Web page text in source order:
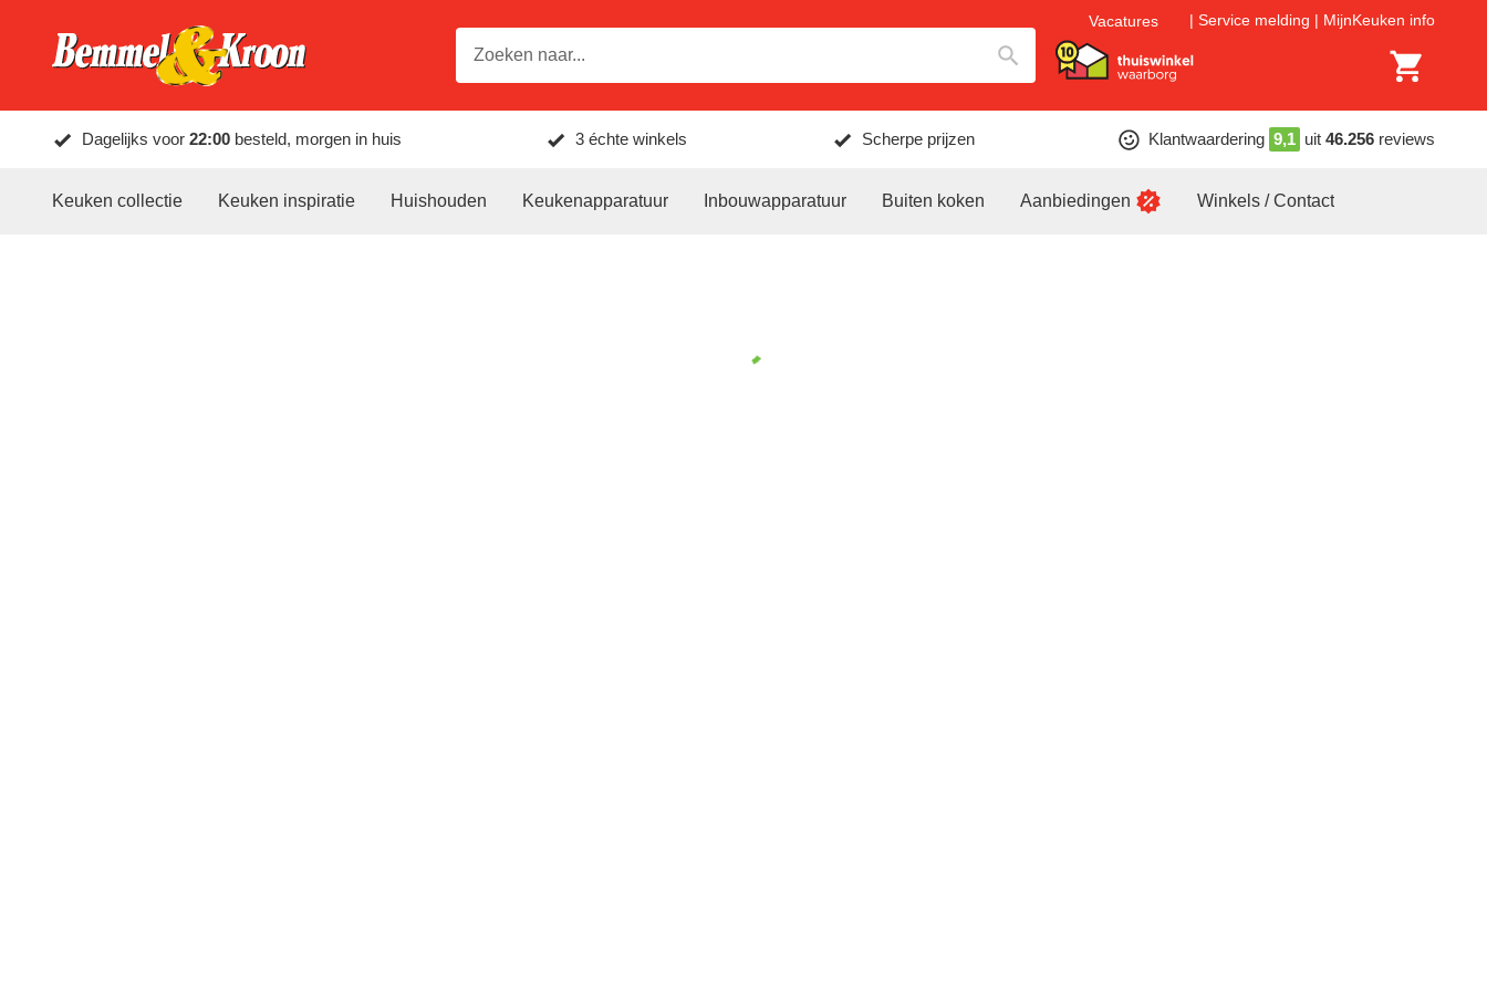
Vacatures Service melding MijnKeuken info
Dagelijks voor 22:00 besteld, morgen in huis 3 échte winkels Scherpe prijzen Klantwaardering 9,1 uit 46.256 reviews
Keuken collectie Keuken inspiratie Huishouden Keukenapparatuur Inbouwapparatuur Buiten koken Aanbiedingen Winkels / Contact